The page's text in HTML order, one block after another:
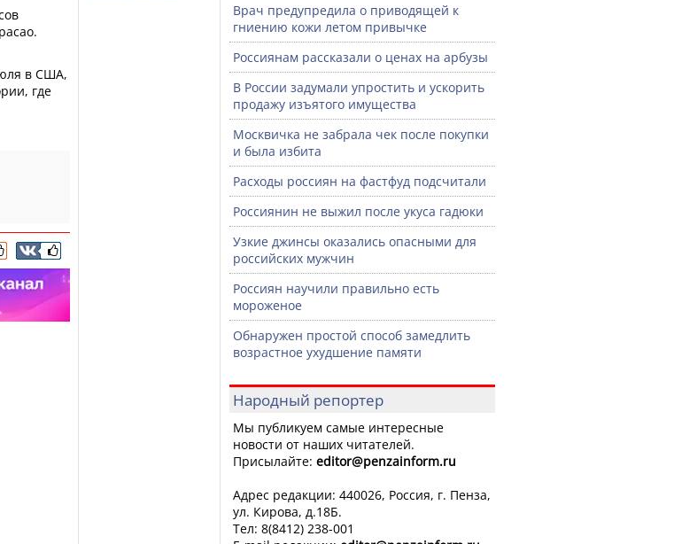
в США,
где
Врач предупредила о приводящей к
гниению кожи летом привычке
Россиянам рассказали о ценах на арбузы
В России задумали упростить и ускорить
продажу изъятого имущества
Москвичка не забрала чек после покупки
и была избита
Расходы россиян на фастфуд подсчитали
Россиянин не выжил после укуса гадюки
Узкие джинсы оказались опасными для
российских мужчин
Россиян научили правильно есть
мороженое
Обнаружен простой способ замедлить
возрастное ухудшение памяти
Народный репортер
Мы публикуем самые интересные
новости от наших читателей.
Присылайте: editor@penzainform.ru
Адрес редакции: 440026, Россия, г. Пенза,
ул. Кирова, д.18Б.
Тел: 8(8412) 238-001